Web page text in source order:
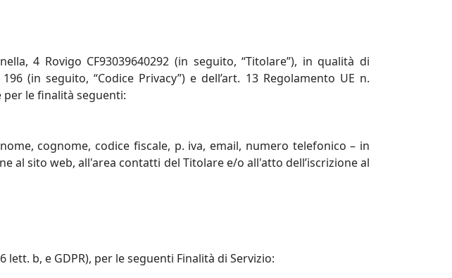
4 Rovigo CF93039640292 (in seguito, “Titolare”), in qualità di
(in seguito, “Codice Privacy”) e dell’art. 13 Regolamento UE n.
per le finalità seguenti:
cognome, codice fiscale, p. iva, email, numero telefonico – in
al sito web, all'area contatti del Titolare e/o all'atto dell’iscrizione al
b, e GDPR), per le seguenti Finalità di Servizio: